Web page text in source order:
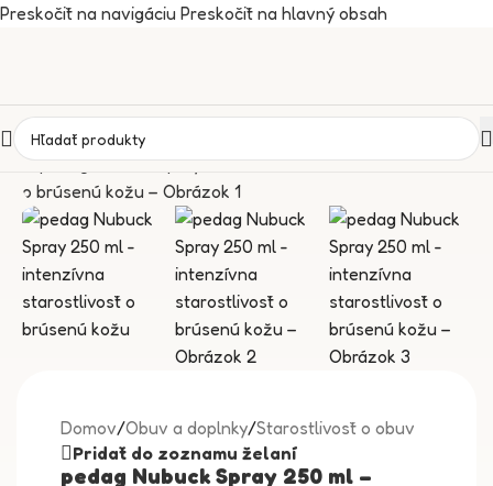
Preskočiť na navigáciu Preskočiť na hlavný obsah
Domov/Obuv a doplnky/Starostlivosť o obuv
Pridať do zoznamu želaní
pedag Nubuck Spray 250 ml –